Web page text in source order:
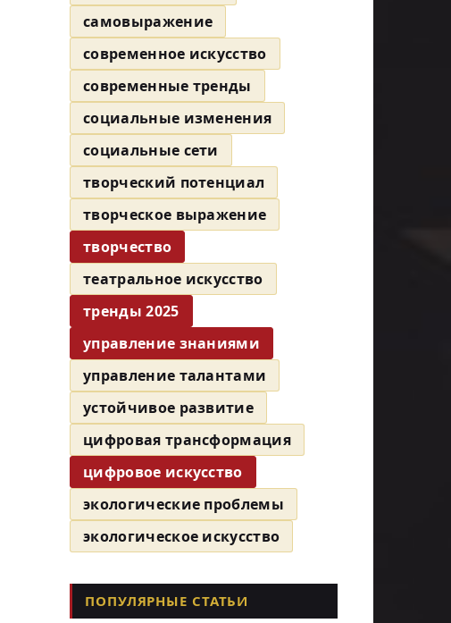
самовыражение
современное искусство
современные тренды
социальные изменения
социальные сети
творческий потенциал
творческое выражение
творчество
театральное искусство
тренды 2025
управление знаниями
управление талантами
устойчивое развитие
цифровая трансформация
цифровое искусство
экологические проблемы
экологическое искусство
ПОПУЛЯРНЫЕ СТАТЬИ